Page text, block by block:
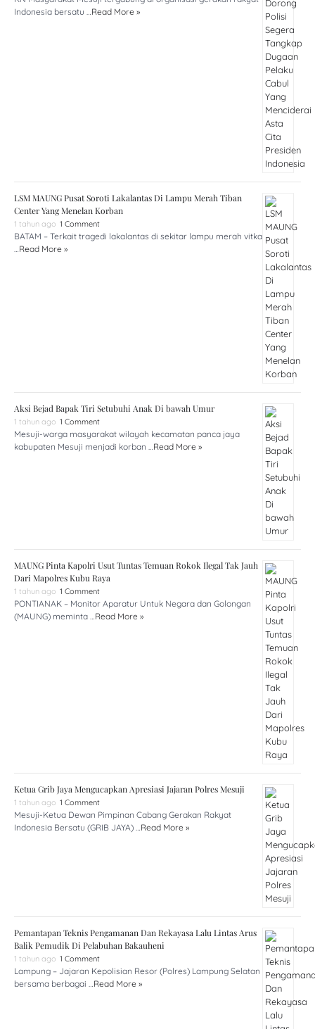
Indonesia bersatu …Read More »
LSM MAUNG Pusat Soroti Lakalantas Di Lampu Merah Tiban
Center Yang Menelan Korban
1 tahun ago 1 Comment
BATAM – Terkait tragedi lakalantas di sekitar lampu merah vitka
…Read More »
Aksi Bejad Bapak Tiri Setubuhi Anak Di bawah Umur
1 tahun ago 1 Comment
Mesuji-warga masyarakat wilayah kecamatan panca jaya
kabupaten Mesuji menjadi korban …Read More »
MAUNG Pinta Kapolri Usut Tuntas Temuan Rokok Ilegal Tak Jauh
Dari Mapolres Kubu Raya
1 tahun ago 1 Comment
PONTIANAK – Monitor Aparatur Untuk Negara dan Golongan
(MAUNG) meminta …Read More »
Ketua Grib Jaya Mengucapkan Apresiasi Jajaran Polres Mesuji
1 tahun ago 1 Comment
Mesuji-Ketua Dewan Pimpinan Cabang Gerakan Rakyat
Indonesia Bersatu (GRIB JAYA) …Read More »
Pemantapan Teknis Pengamanan Dan Rekayasa Lalu Lintas Arus
Balik Pemudik Di Pelabuhan Bakauheni
1 tahun ago 1 Comment
Lampung – Jajaran Kepolisian Resor (Polres) Lampung Selatan
bersama berbagai …Read More »